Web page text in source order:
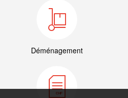
Déménagement